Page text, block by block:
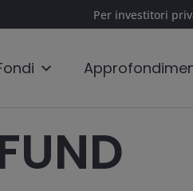
Per investitori